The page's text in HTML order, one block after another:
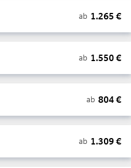
ab 1.265 €
ab 1.550€
ab 804€
ab 1.309€